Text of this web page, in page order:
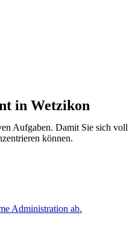
in Wetzikon
Aufgaben. Damit Sie sich voll
können.
Administration ab.